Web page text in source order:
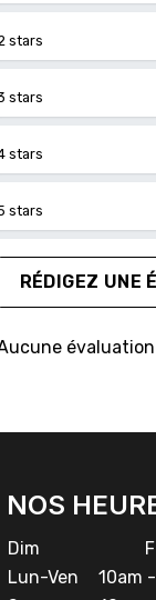
stars
stars
stars
stars
RÉDIGEZ UNE
NOS
Dim
Lun-Ven
10am